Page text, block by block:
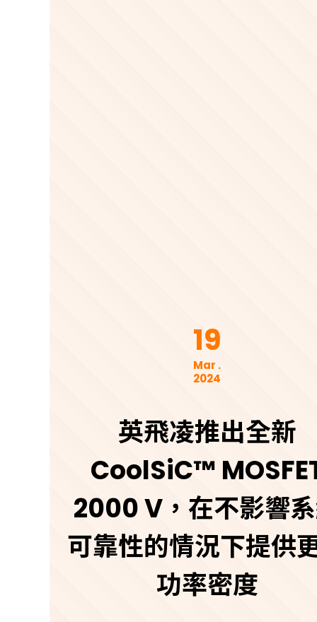
19
Mar .
2024
英飛凌推出全新
CoolSiC™
2000 V，在不影響
可靠性的情況下提供
功率密度